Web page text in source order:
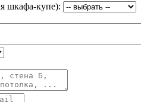
шкафа-купе):